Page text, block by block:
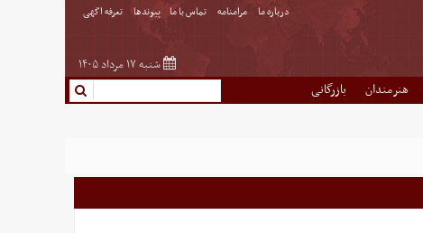
درباره ما مرامنامه تماس با ما پیوندها تعرفه اگهی
شنبه ۱۷ مرداد ۱۴۰۵
هنرمندان
بازرگانی